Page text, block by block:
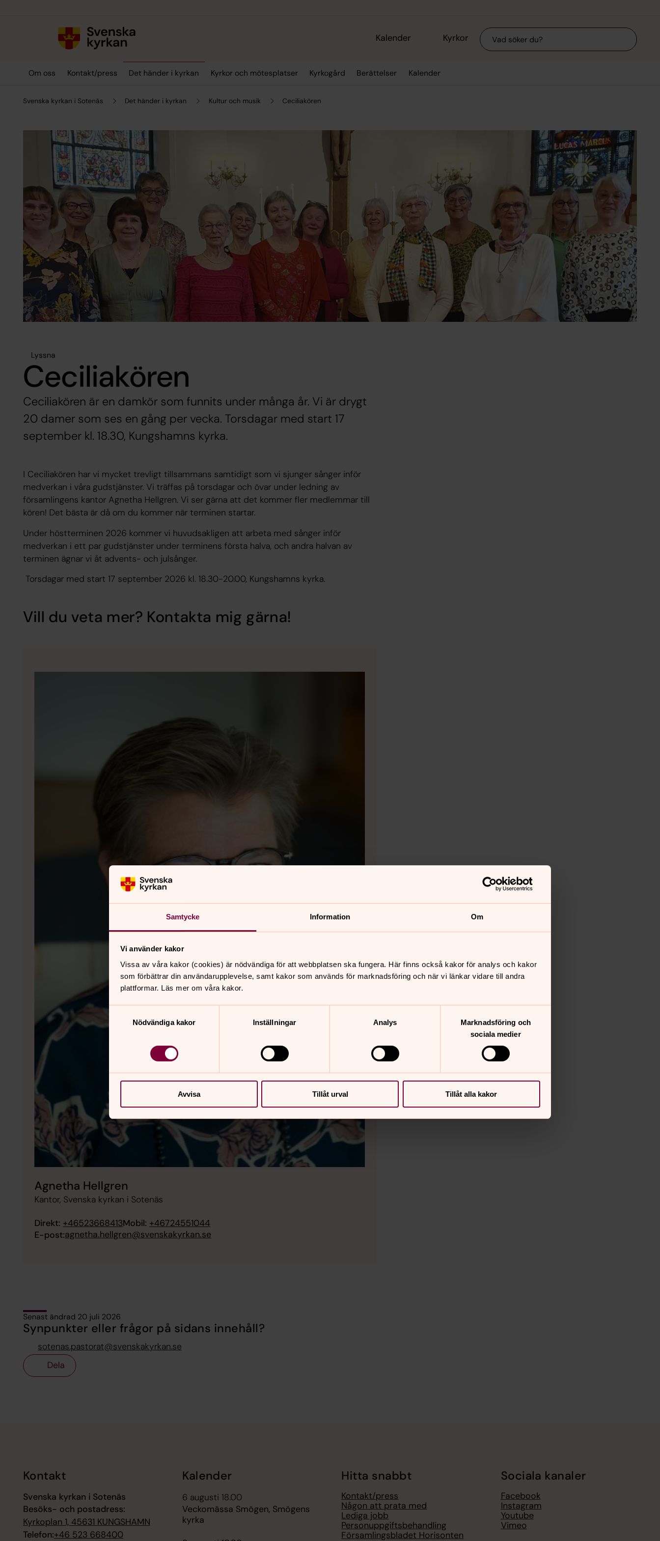
Samtycke Information Om
Vi använder kakor
Vissa av våra kakor (cookies) är nödvändiga för att webbplatsen ska fungera. Här finns också kakor för analys och kakor
som förbättrar din användarupplevelse, samt kakor som används för marknadsföring och när vi länkar vidare till andra
plattformar. Läs mer om våra kakor.
Nödvändiga kakor
Inställningar Analys
Marknadsföring och
sociala medier
Avvisa Tillåt urval Tillåt alla kakor
Kalender Kyrkor Sök
Om oss Kontakt/press Det händer i kyrkan Kyrkor och mötesplatser Kyrkogård Berättelser Kalender
Svenska kyrkan i Sotenäs Det händer i kyrkan Kultur och musik Ceciliakören
Lyssna
Ceciliakören
Ceciliakören är en damkör som funnits under många år. Vi är drygt
20 damer som ses en gång per vecka. Torsdagar med start 17
september kl. 18.30, Kungshamns kyrka.
I Ceciliakören har vi mycket trevligt tillsammans samtidigt som vi sjunger sånger inför
medverkan i våra gudstjänster. Vi träffas på torsdagar och övar under ledning av
församlingens kantor Agnetha Hellgren. Vi ser gärna att det kommer fler medlemmar till
kören! Det bästa är då om du kommer när terminen startar.
Under höstterminen 2026 kommer vi huvudsakligen att arbeta med sånger inför
medverkan i ett par gudstjänster under terminens första halva, och andra halvan av
terminen ägnar vi åt advents- och julsånger.
Torsdagar med start 17 september 2026 kl. 18.30-20.00, Kungshamns kyrka.
Vill du veta mer? Kontakta mig gärna!
Agnetha Hellgren
Kantor, Svenska kyrkan i Sotenäs
Direkt: +46523668413Mobil: +46724551044
E-post:agnetha.hellgren@svenskakyrkan.se
Senast ändrad 20 juli 2026
Synpunkter eller frågor på sidans innehåll?
sotenas.pastorat@svenskakyrkan.se
Dela
Kontakt
Svenska kyrkan i Sotenäs
Besöks- och postadress:
Kyrkoplan 1, 45631 KUNGSHAMN
Telefon:+46 523 668400
Kalender
6 augusti 18.00
Veckomässa Smögen, Smögens
kyrka
Hitta snabbt
Kontakt/press
Någon att prata med
Lediga jobb
Personuppgiftsbehandling
Församlingsbladet Horisonten
Sociala kanaler
Facebook
Instagram
Youtube
Vimeo